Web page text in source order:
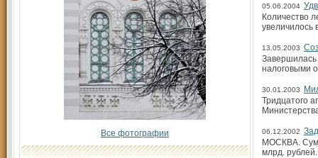
Все фотографии
05.06.2004
Количество
увеличилось
13.05.2003
Завершилась
налоговыми
30.01.2003
Тридцатого
06.12.2002
МОСКВА.
млрд.